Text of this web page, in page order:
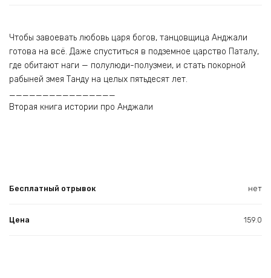
Чтобы завоевать любовь царя богов, танцовщица Анджали
готова на всё. Даже спуститься в подземное царство Паталу,
где обитают наги — полулюди-полузмеи, и стать покорной
рабыней змея Танду на целых пятьдесят лет.
________________
Вторая книга истории про Анджали
Бесплатный отрывок нет
Цена 159.0